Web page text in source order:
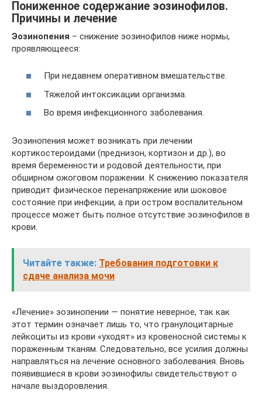
Пониженное содержание эозинофилов.
Причины и лечение
Эозинопения – снижение эозинофилов ниже нормы,
проявляющееся:
При недавнем оперативном вмешательстве.
Тяжелой интоксикации организма.
Во время инфекционного заболевания.
Эозинопения может возникать при лечении
кортикостероидами (преднизон, кортизон и др.), во
время беременности и родовой деятельности, при
обширном ожоговом поражении. К снижению показателя
приводит физическое перенапряжение или шоковое
состояние при инфекции, а при остром воспалительном
процессе может быть полное отсутствие эозинофилов в
крови.
Читайте также: Требования подготовки к
сдаче анализа мочи
«Лечение» эозинопении — понятие неверное, так как
этот термин означает лишь то, что гранулоцитарные
лейкоциты из крови «уходят» из кровеносной системы к
пораженным тканям. Следовательно, все усилия должны
направляться на лечение основного заболевания. Вновь
появившиеся в крови эозинофилы свидетельствуют о
начале выздоровления.